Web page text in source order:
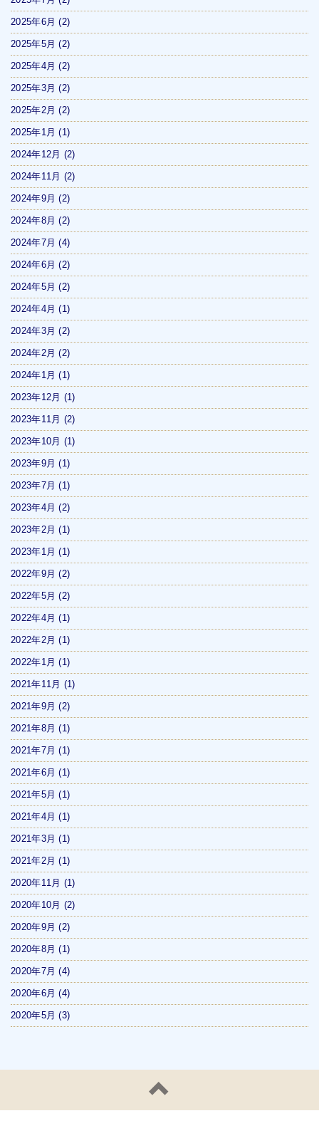
2025年6月(2)
2025年5月(2)
2025年4月(2)
2025年3月(2)
2025年2月(2)
2025年1月(1)
2024年12月 (2)
2024年11月 (2)
2024年9月(2)
2024年8月(2)
2024年7月(4)
2024年6月(2)
2024年5月(2)
2024年4月(1)
2024年3月(2)
2024年2月(2)
2024年1月(1)
2023年12月 (1)
2023年11月 (2)
2023年10月 (1)
2023年9月(1)
2023年7月(1)
2023年4月(2)
2023年2月(1)
2023年1月(1)
2022年9月(2)
2022年5月(2)
2022年4月(1)
2022年2月(1)
2022年1月(1)
2021年11月 (1)
2021年9月(2)
2021年8月(1)
2021年7月(1)
2021年6月(1)
2021年5月(1)
2021年4月(1)
2021年3月(1)
2021年2月(1)
2020年11月 (1)
2020年10月 (2)
2020年9月(2)
2020年8月(1)
2020年7月(4)
2020年6月(4)
2020年5月(3)